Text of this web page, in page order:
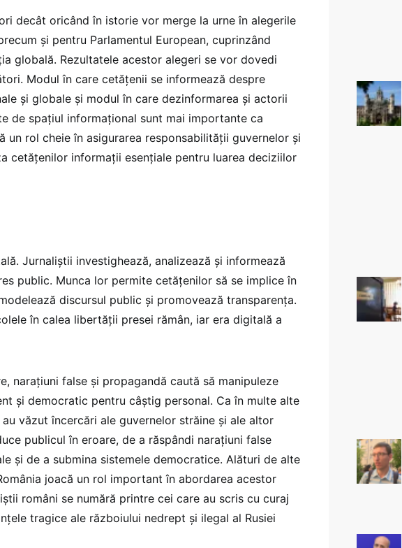
decât oricând în istorie vor merge la urne în alegerile
și pentru Parlamentul European, cuprinzând
globală. Rezultatele acestor alegeri se vor dovedi
Modul în care cetățenii se informează despre
și globale și modul în care dezinformarea și actorii
de spațiul informațional sunt mai importante ca
un rol cheie în asigurarea responsabilităţii guvernelor şi
cetăţenilor informaţii esenţiale pentru luarea deciziilor
Jurnaliştii investighează, analizează și informează
public. Munca lor permite cetățenilor să se implice în
discursul public și promovează transparența.
în calea libertății presei rămân, iar era digitală a
narațiuni false și propagandă caută să manipuleze
și democratic pentru câștig personal. Ca în multe alte
văzut încercări ale guvernelor străine și ale altor
publicul în eroare, de a răspândi narațiuni false
și de a submina sistemele democratice. Alături de alte
joacă un rol important în abordarea acestor
români se numără printre cei care au scris cu curaj
tragice ale războiului nedrept și ilegal al Rusiei